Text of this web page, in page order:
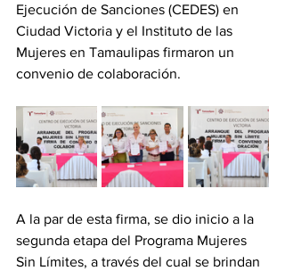
Ejecución de Sanciones (CEDES) en
Ciudad Victoria y el Instituto de las
Mujeres en Tamaulipas firmaron un
convenio de colaboración.
A la par de esta firma, se dio inicio a la
segunda etapa del Programa Mujeres
Sin Límites, a través del cual se brindan